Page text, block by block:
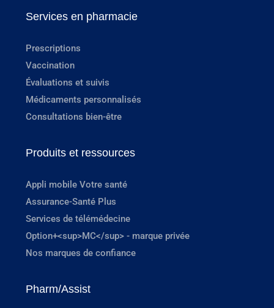
Services en pharmacie
Prescriptions
Vaccination
Évaluations et suivis
Médicaments personnalisés
Consultations bien-être
Produits et ressources
Appli mobile Votre santé
Assurance-Santé Plus
Services de télémédecine
Option+<sup>MC</sup> - marque privée
Nos marques de confiance
Pharm/Assist